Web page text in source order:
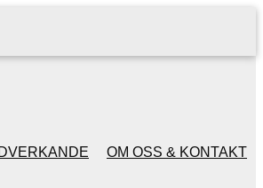
OM OSS & KONTAKT